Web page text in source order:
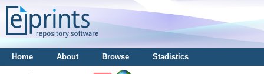
Home About Browse Stadistics